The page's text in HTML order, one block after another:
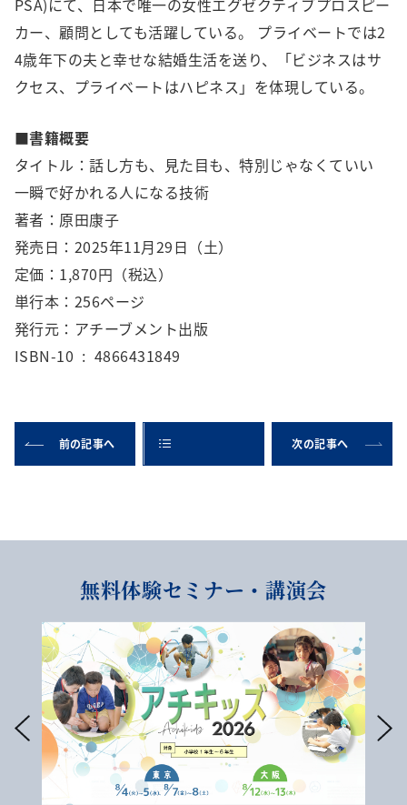
PSA)にて、日本で唯一の女性エグゼクティブプロスピー
カー、顧問としても活躍している。 プライベートでは2
4歳年下の夫と幸せな結婚生活を送り、「ビジネスはサ
クセス、プライベートはハピネス」を体現している。
■書籍概要
タイトル：話し方も、見た目も、特別じゃなくていい
一瞬で好かれる人になる技術
著者：原田康子
発売日：2025年11月29日（土）
定価：1,870円（税込）
単行本：256ページ
発行元：アチーブメント出版
ISBN-10 ‏ : ‎ 4866431849
前の記事へ 次の記事へ
無料体験セミナー・講演会